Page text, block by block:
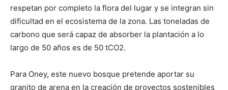
respetan por completo la flora del lugar y se integran sin
dificultad en el ecosistema de la zona. Las toneladas de
carbono que será capaz de absorber la plantación a lo
largo de 50 años es de 50 tCO2.
Para Oney, este nuevo bosque pretende aportar su
granito de arena en la creación de proyectos sostenibles